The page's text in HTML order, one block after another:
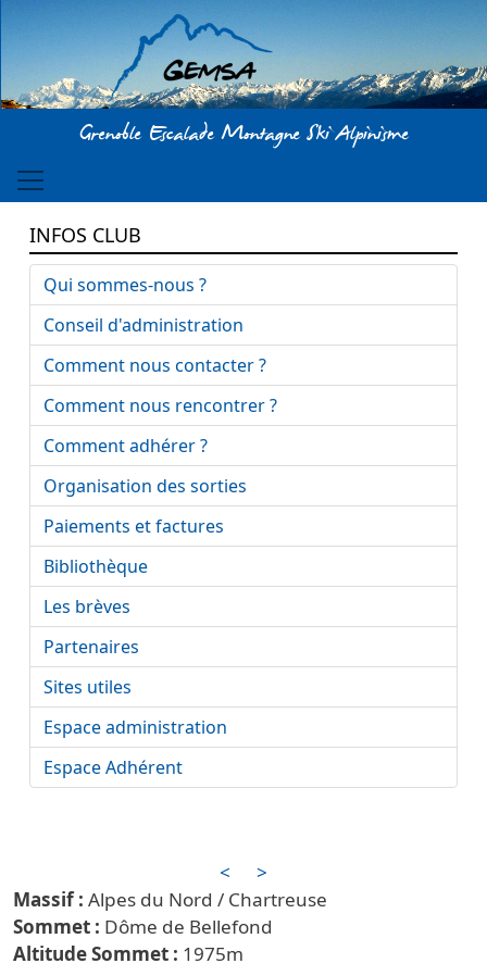
Aller au contenu principal
Grenoble Escalade Montagne Ski Alpinisme
<
>
Alpes du Nord / Chartreuse
Dôme de Bellefond
1975
INFOS CLUB
Qui sommes-nous ?
Conseil d'administration
Comment nous contacter ?
Comment nous rencontrer ?
Comment adhérer ?
Organisation des sorties
Paiements et factures
Bibliothèque
Les brèves
Partenaires
Sites utiles
Espace administration
Espace Adhérent